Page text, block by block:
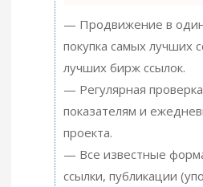
— Продвижение в один
покупка самых лучших
лучших бирж ссылок.
— Регулярная
показателям и
проекта.
— Все известные
ссылки, публикации